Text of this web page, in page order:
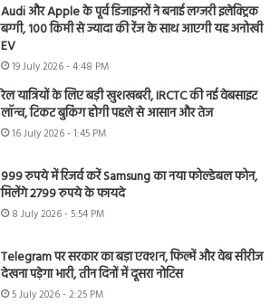
Audi और Apple के पूर्व डिजाइनरों ने बनाई लग्जरी इलेक्ट्रिक
बग्गी, 100 किमी से ज्यादा की रेंज के साथ आएगी यह अनोखी
EV
19 July 2026 - 4:48 PM
रेल यात्रियों के लिए बड़ी खुशखबरी, IRCTC की नई वेबसाइट
लॉन्च, टिकट बुकिंग होगी पहले से आसान और तेज
16 July 2026 - 1:45 PM
999 रुपये में रिजर्व करें Samsung का नया फोल्डेबल फोन,
मिलेंगे 2799 रुपये के फायदे
8 July 2026 - 5:54 PM
Telegram पर सरकार का बड़ा एक्शन, फिल्में और वेब सीरीज
देखना पड़ेगा भारी, तीन दिनों में दूसरा नोटिस
5 July 2026 - 2:25 PM